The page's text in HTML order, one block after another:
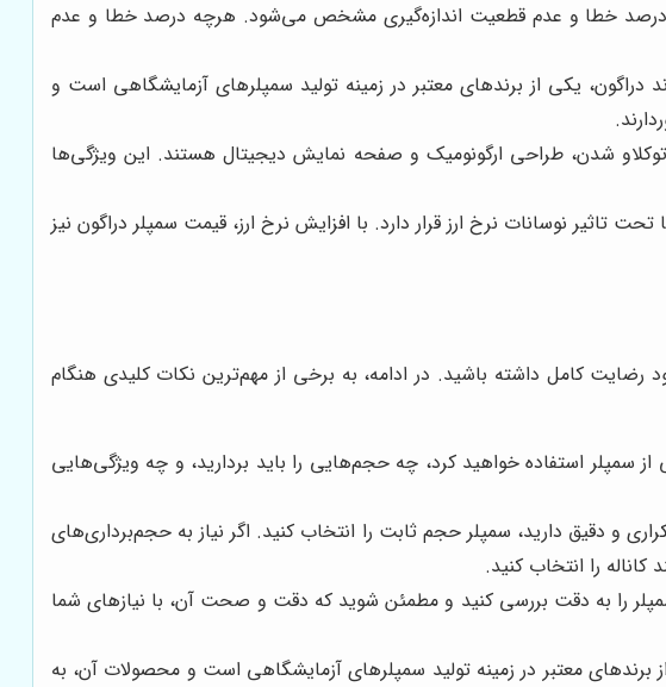
درصد خطا و عدم قطعیت اندازه‌گیری مشخص می‌شود. هرچه درصد خطا و عدم
دراگون، یکی از برندهای معتبر در زمینه تولید سمپلرهای آزمایشگاهی است و
شدن، طراحی ارگونومیک و صفحه نمایش دیجیتال هستند. این ویژگی‌ها
تاثیر نوسانات نرخ ارز قرار دارد. با افزایش نرخ ارز، قیمت سمپلر دراگون نیز
رضایت کامل داشته باشید. در ادامه، به برخی از مهم‌ترین نکات کلیدی هنگام
سمپلر استفاده خواهید کرد، چه حجم‌هایی را باید بردارید، و چه ویژگی‌هایی
و دقیق دارید، سمپلر حجم ثابت را انتخاب کنید. اگر نیاز به حجم‌برداری‌های
را انتخاب کنید.
را به دقت بررسی کنید و مطمئن شوید که دقت و صحت آن، با نیازهای شما
برندهای معتبر در زمینه تولید سمپلرهای آزمایشگاهی است و محصولات آن، به